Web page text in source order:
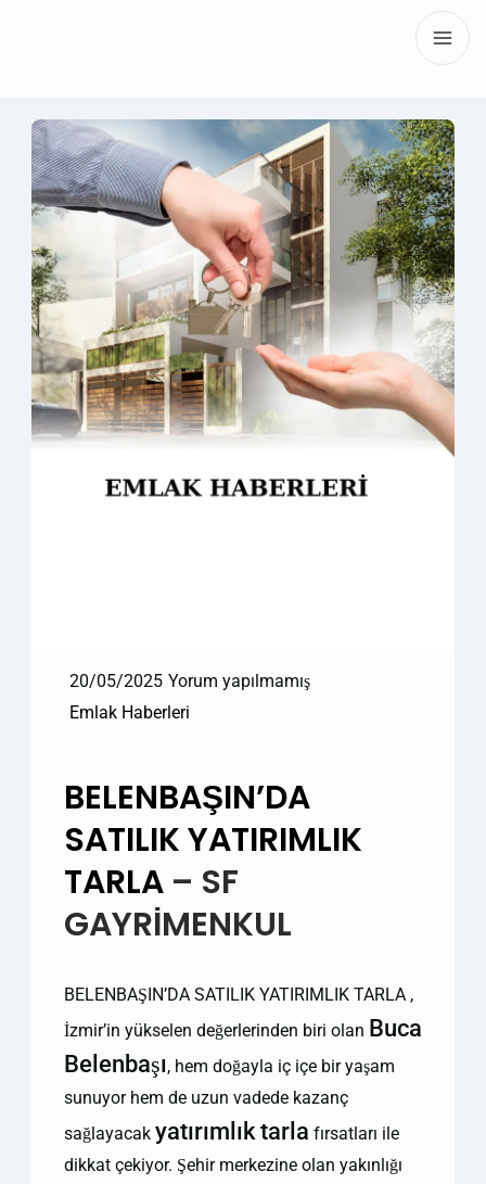
20/05/2025 Yorum yapılmamış
Emlak Haberleri
BELENBAŞIN’DA
SATILIK YATIRIMLIK
TARLA – SF
GAYRİMENKUL
BELENBAŞIN’DA SATILIK YATIRIMLIK TARLA ,
İzmir’in yükselen değerlerinden biri olan Buca
Belenbaşı, hem doğayla iç içe bir yaşam
sunuyor hem de uzun vadede kazanç
sağlayacak yatırımlık tarla fırsatları ile
dikkat çekiyor. Şehir merkezine olan yakınlığı